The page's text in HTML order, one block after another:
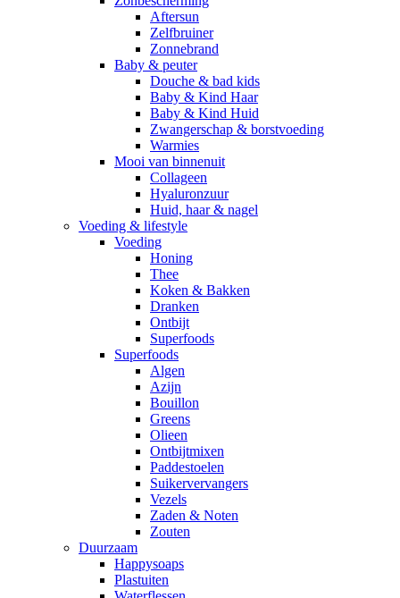
Aftersun
Zelfbruiner
Zonnebrand
Baby & peuter
Douche & bad kids
Baby & Kind Haar
Baby & Kind Huid
Zwangerschap & borstvoeding
Warmies
Mooi van binnenuit
Collageen
Hyaluronzuur
Huid, haar & nagel
Voeding & lifestyle
Voeding
Honing
Thee
Koken & Bakken
Dranken
Ontbijt
Superfoods
Superfoods
Algen
Azijn
Bouillon
Greens
Olieen
Ontbijtmixen
Paddestoelen
Suikervervangers
Vezels
Zaden & Noten
Zouten
Duurzaam
Happysoaps
Plastuiten